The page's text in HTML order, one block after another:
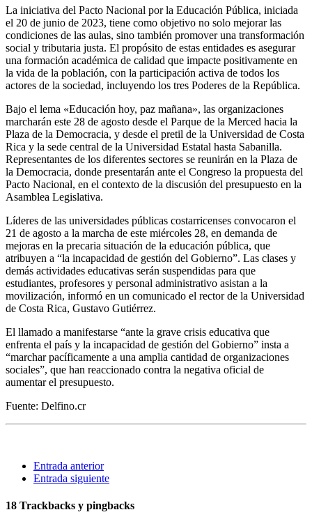
La iniciativa del Pacto Nacional por la Educación Pública, iniciada
el 20 de junio de 2023, tiene como objetivo no solo mejorar las
condiciones de las aulas, sino también promover una transformación
social y tributaria justa. El propósito de estas entidades es asegurar
una formación académica de calidad que impacte positivamente en
la vida de la población, con la participación activa de todos los
actores de la sociedad, incluyendo los tres Poderes de la República.
Bajo el lema «Educación hoy, paz mañana», las organizaciones
marcharán este 28 de agosto desde el Parque de la Merced hacia la
Plaza de la Democracia, y desde el pretil de la Universidad de Costa
Rica y la sede central de la Universidad Estatal hasta Sabanilla.
Representantes de los diferentes sectores se reunirán en la Plaza de
la Democracia, donde presentarán ante el Congreso la propuesta del
Pacto Nacional, en el contexto de la discusión del presupuesto en la
Asamblea Legislativa.
Líderes de las universidades públicas costarricenses convocaron el
21 de agosto a la marcha de este miércoles 28, en demanda de
mejoras en la precaria situación de la educación pública, que
atribuyen a “la incapacidad de gestión del Gobierno”. Las clases y
demás actividades educativas serán suspendidas para que
estudiantes, profesores y personal administrativo asistan a la
movilización, informó en un comunicado el rector de la Universidad
de Costa Rica, Gustavo Gutiérrez.
El llamado a manifestarse “ante la grave crisis educativa que
enfrenta el país y la incapacidad de gestión del Gobierno” insta a
“marchar pacíficamente a una amplia cantidad de organizaciones
sociales”, que han reaccionado contra la negativa oficial de
aumentar el presupuesto.
Fuente: Delfino.cr
Entrada anterior
Entrada siguiente
18 Trackbacks y pingbacks